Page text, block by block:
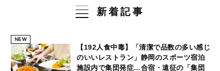
新着記事
NEW
【192人食中毒】「清潔で品数の多い感じ
のいいレストラン」静岡のスポーツ宿泊
施設内で集団発症…合宿・遠征の「集団